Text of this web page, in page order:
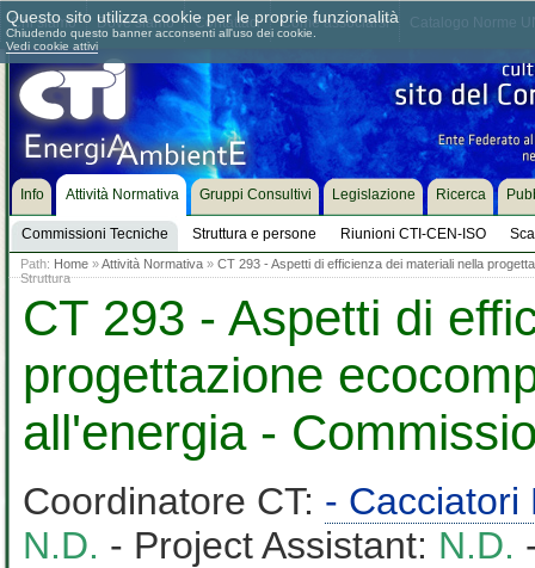
Chi siamo Dove siamo Contattaci Come associarsi
Info Attività Normativa
Commissioni Tecniche Struttura e persone Riunioni CTI-CEN-ISO
Gruppi Consultivi Legislazione Ricerca
Path: Home »Attività Normativa » CT 293 - Aspetti di efficienza dei materiali nella
Struttura
CT 293 - Aspetti di
progettazione
all'energia -
Coordinatore CT: - Cacciatori
N.D. - Project Assistant: N.D.
Questo sito utilizza cookie per le proprie funzionalità
Chiudendo questo banner acconsenti all'uso dei cookie.
Vedi cookie attivi